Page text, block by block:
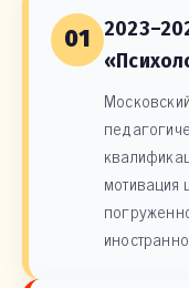
01